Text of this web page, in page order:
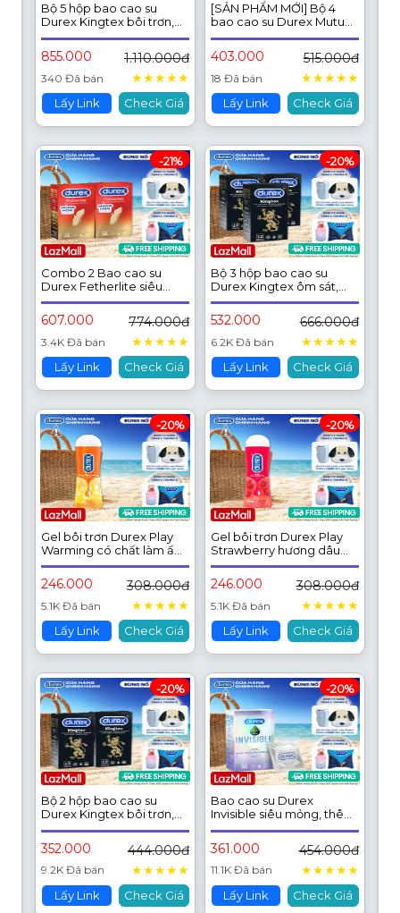
Bộ 5 hộp bao cao su
Durex Kingtex bôi trơn,
ôm sát size 49mm, 12
bao/hộp
855.000 1.110.000đ
340 Đã bán ★★★★★
Lấy Link Check Giá
[SẢN PHẨM MỚI] Bộ 4
bao cao su Durex Mutual
Climax kéo dài thời gian
và gân gai, size 52.5 mm,
hộp 3 bao
403.000 515.000đ
18 Đã bán ★★★★★
Lấy Link Check Giá
Combo 2 Bao cao su
Durex Fetherlite siêu
mỏng, size 52.5mm, 12
bao/hộp
607.000 774.000đ
3.4K Đã bán ★★★★★
Lấy Link Check Giá
-21%
Bộ 3 hộp bao cao su
Durex Kingtex ôm sát,
bôi trơn (size 49mm, 12
bao/hộp)
532.000 666.000đ
6.2K Đã bán ★★★★★
Lấy Link Check Giá
-20%
Gel bôi trơn Durex Play
Warming có chất làm ấm
100ml/chai
246.000 308.000đ
5.1K Đã bán ★★★★★
Lấy Link Check Giá
-20%
Gel bôi trơn Durex Play
Strawberry hương dâu
100ml/chai
246.000 308.000đ
5.1K Đã bán ★★★★★
Lấy Link Check Giá
-20%
Bộ 2 hộp bao cao su
Durex Kingtex bôi trơn,
ôm sát size 49mm, 12
bao/hộp
352.000 444.000đ
9.2K Đã bán ★★★★★
Lấy Link Check Giá
-20%
Bao cao su Durex
Invisible siêu mỏng, thêm
bôi trơn, size 52mm, hộp
10 bao
361.000 454.000đ
11.1K Đã bán ★★★★★
Lấy Link Check Giá
-20%